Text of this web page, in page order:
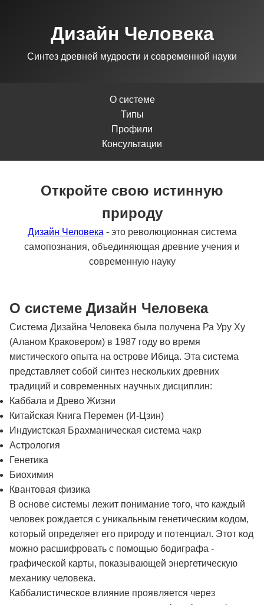
Дизайн Человека
Синтез древней мудрости и современной науки
О системе
Типы
Профили
Консультации
Откройте свою истинную
природу
Дизайн Человека - это революционная система
самопознания, объединяющая древние учения и
современную науку
О системе Дизайн Человека
Система Дизайна Человека была получена Ра Уру Ху
(Аланом Краковером) в 1987 году во время
мистического опыта на острове Ибица. Эта система
представляет собой синтез нескольких древних
традиций и современных научных дисциплин:
Каббала и Древо Жизни
Китайская Книга Перемен (И-Цзин)
Индуистская Брахманическая система чакр
Астрология
Генетика
Биохимия
Квантовая физика
В основе системы лежит понимание того, что каждый
человек рождается с уникальным генетическим кодом,
который определяет его природу и потенциал. Этот код
можно расшифровать с помощью бодиграфа -
графической карты, показывающей энергетическую
механику человека.
Каббалистическое влияние проявляется через